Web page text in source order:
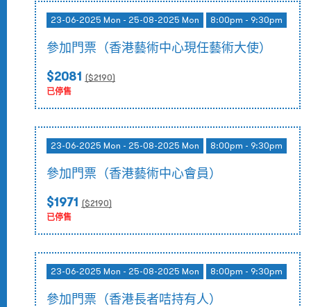
23-06-2025 Mon - 25-08-2025 Mon 8:00pm - 9:30pm
參加門票（香港藝術中心現任藝術大使）
$2081 ($2190)
已停售
23-06-2025 Mon - 25-08-2025 Mon 8:00pm - 9:30pm
參加門票（香港藝術中心會員）
$1971 ($2190)
已停售
23-06-2025 Mon - 25-08-2025 Mon 8:00pm - 9:30pm
參加門票（香港長者咭持有人）